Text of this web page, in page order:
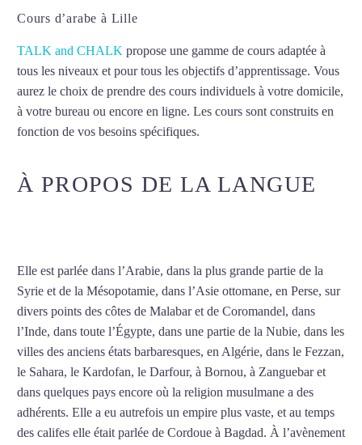
Cours d’arabe à Lille
TALK and CHALK propose une gamme de cours adaptée à
tous les niveaux et pour tous les objectifs d’apprentissage. Vous
aurez le choix de prendre des cours individuels à votre domicile,
à votre bureau ou encore en ligne. Les cours sont construits en
fonction de vos besoins spécifiques.
À PROPOS DE LA LANGUE
Elle est parlée dans l’Arabie, dans la plus grande partie de la
Syrie et de la Mésopotamie, dans l’Asie ottomane, en Perse, sur
divers points des côtes de Malabar et de Coromandel, dans
l’Inde, dans toute l’Égypte, dans une partie de la Nubie, dans les
villes des anciens états barbaresques, en Algérie, dans le Fezzan,
le Sahara, le Kardofan, le Darfour, à Bornou, à Zanguebar et
dans quelques pays encore où la religion musulmane a des
adhérents. Elle a eu autrefois un empire plus vaste, et au temps
des califes elle était parlée de Cordoue à Bagdad. À l’avènement